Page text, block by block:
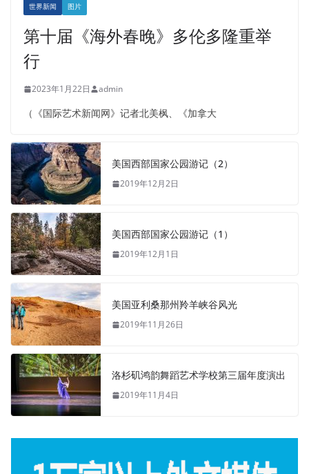
世界新闻 图片
第十届《海外春晚》多伦多隆重举
行
2023年1月22日 admin
（《国际艺术新闻网》记者北美枫、《加拿大
美国西部国家公园游记（2）
2019年12月2日
美国西部国家公园游记（1）
2019年12月1日
美国亚利桑那州羚羊峡谷风光
2019年11月26日
洛杉矶鸿韵舞蹈艺术学校第三届年度演出
2019年11月4日